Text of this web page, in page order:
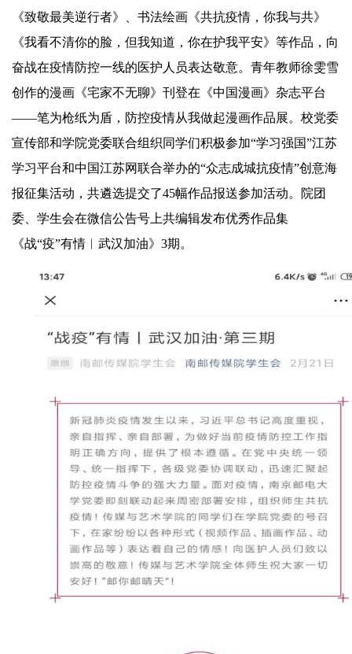
《致敬最美逆行者》、书法绘画《共抗疫情，你我与共》
《我看不清你的脸，但我知道，你在护我平安》等作品，向
奋战在疫情防控一线的医护人员表达敬意。 青年教师徐雯雪
创作的漫画《宅家不无聊》刊登在《中国漫画》杂志平台
——笔为枪纸为盾，防控疫情从我做起漫画作品展。 校党委
宣传部和学院党委联合组织同学们积极参加“学习强国”江苏
学习平台和中国江苏网联合举办的“众志成城抗疫情”创意海
报征集活动，共遴选提交了45幅作品报送参加活动。院团
委、学生会在微信公告号上共编辑发布优秀作品集
《战“疫”有情︱武汉加油》 3期。